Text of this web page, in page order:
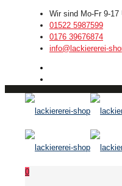
Wir sind Mo-Fr 9-17
01522 5987599
0176 39676874
info@lackiererei-
0